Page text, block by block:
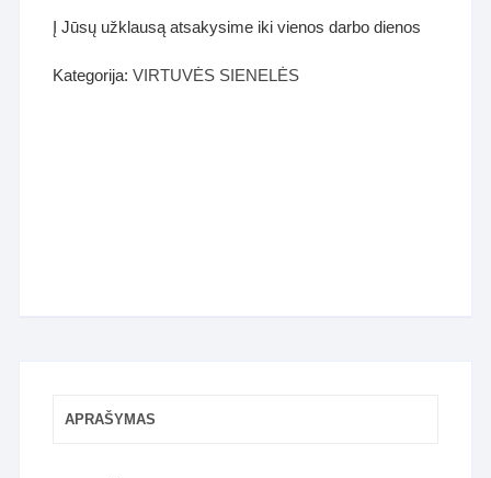
Į Jūsų užklausą atsakysime iki vienos darbo dienos
Kategorija:VIRTUVĖS SIENELĖS
APRAŠYMAS